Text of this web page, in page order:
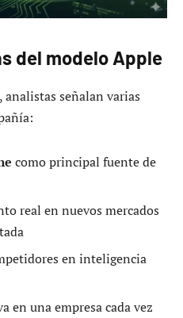
del modelo Apple
señalan varias
como principal fuente de
real en nuevos mercados
en inteligencia
en una empresa cada vez